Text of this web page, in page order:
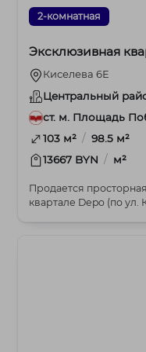
2-комнатная
Эксклюзивная
Киселева 6Е
Центральный
ст. м. Площадь
103 м² / 98.5 м²
13667 BYN / м²
Продается